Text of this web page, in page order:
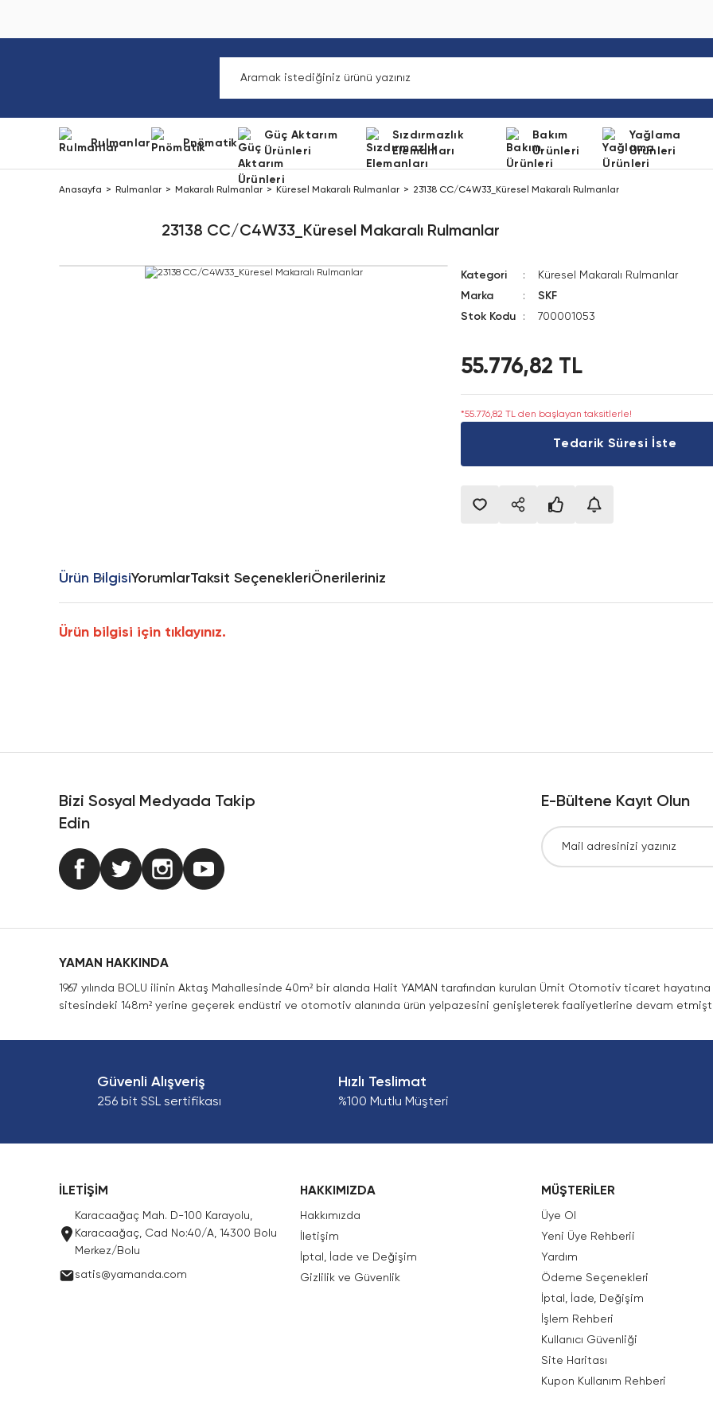
Rulmanlar Pnömatik
Güç Aktarım
Ürünleri
Sızdırmazlık
Elemanları
Bakım
Ürünleri
Yağlama
Ürünleri
Anasayfa Rulmanlar Makaralı Rulmanlar Küresel Makaralı Rulmanlar 23138 CC/C4W33_Küresel Makaralı Rulmanlar
23138 CC/C4W33_Küresel Makaralı Rulmanlar
Kategori
Küresel Makaralı Rulmanlar
Marka
SKF
Stok Kodu
700001053
55.776,82 TL
*55.776,82 TL den başlayan taksitlerle!
Tedarik Süresi İste
Ürün BilgisiYorumlarTaksit SeçenekleriÖnerileriniz
Ürün bilgisi için tıklayınız.
Bizi Sosyal Medyada Takip
Edin
E-Bültene Kayıt Olun
YAMAN HAKKINDA
1967 yılında BOLU ilinin Aktaş Mahallesinde 40m² bir alanda Halit YAMAN tarafından kurulan Ümit Otomotiv ticaret
sitesindeki 148m² yerine geçerek endüstri ve otomotiv alanında ürün yelpazesini genişleterek faaliyetlerine devam
Güvenli Alışveriş
256 bit SSL sertifikası
Hızlı Teslimat
%100 Mutlu Müşteri
İLETİŞİM
Karacaağaç Mah. D-100 Karayolu,
Karacaağaç, Cad No:40/A, 14300 Bolu
Merkez/Bolu
satis@yamanda.com
HAKKIMIZDA
Hakkımızda
İletişim
İptal, İade ve Değişim
Gizlilik ve Güvenlik
MÜŞTERİLER
Üye Ol
Yeni Üye Rehberii
Yardım
Ödeme Seçenekleri
İptal, İade, Değişim
İşlem Rehberi
Kullanıcı Güvenliği
Site Haritası
Kupon Kullanım Rehberi